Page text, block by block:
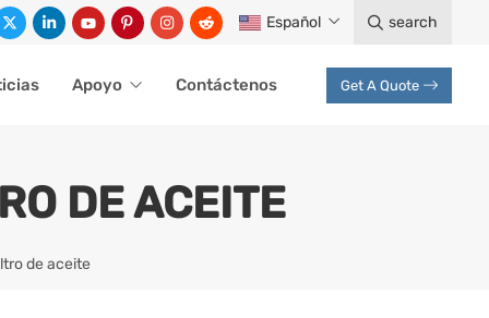
Español search
Apoyo Contáctenos Get A Quote
DE ACEITE
de aceite